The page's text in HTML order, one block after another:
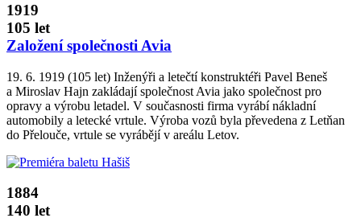
1919
105 let
Založení společnosti Avia
19. 6. 1919 (105 let) Inženýři a letečtí konstruktéři Pavel Beneš
a Miroslav Hajn zakládají společnost Avia jako společnost pro
opravy a výrobu letadel. V současnosti firma vyrábí nákladní
automobily a letecké vrtule. Výroba vozů byla převedena z Letňan
do Přelouče, vrtule se vyrábějí v areálu Letov.
1884
140 let